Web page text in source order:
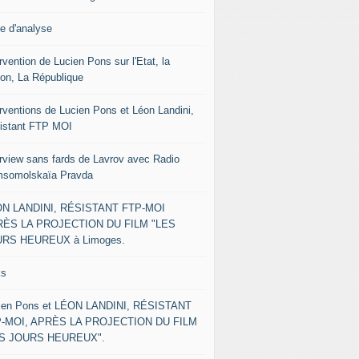
d'analyse
de Lucien Pons sur l'Etat, la
La République
de Lucien Pons et Léon Landini,
FTP MOI
sans fards de Lavrov avec Radio
Pravda
LANDINI, RÉSISTANT FTP-MOI
LA PROJECTION DU FILM "LES
HEUREUX à Limoges.
Pons et LÉON LANDINI, RÉSISTANT
MOI, APRÈS LA PROJECTION DU FILM
JOURS HEUREUX".